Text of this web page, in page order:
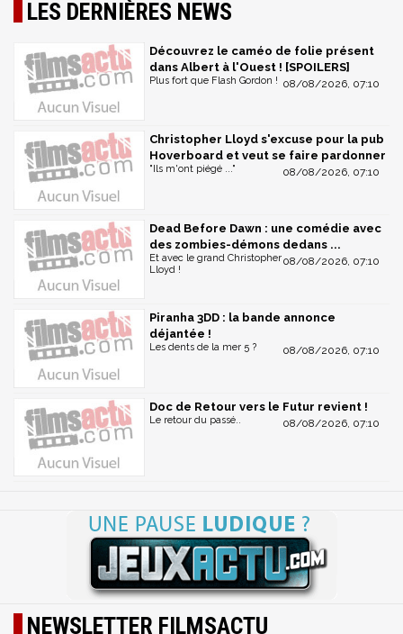
LES DERNIÈRES NEWS
Découvrez le caméo de folie présent
dans Albert à l'Ouest ! [SPOILERS]
08/08/2026, 07:10
Plus fort que Flash Gordon !
Christopher Lloyd s'excuse pour la pub
Hoverboard et veut se faire pardonner
08/08/2026, 07:10
"Ils m'ont piégé ..."
Dead Before Dawn : une comédie avec
des zombies-démons dedans ...
08/08/2026, 07:10
Et avec le grand Christopher
Lloyd !
Piranha 3DD : la bande annonce
déjantée !
08/08/2026, 07:10
Les dents de la mer 5 ?
Doc de Retour vers le Futur revient !
08/08/2026, 07:10
Le retour du passé..
NEWSLETTER FILMSACTU